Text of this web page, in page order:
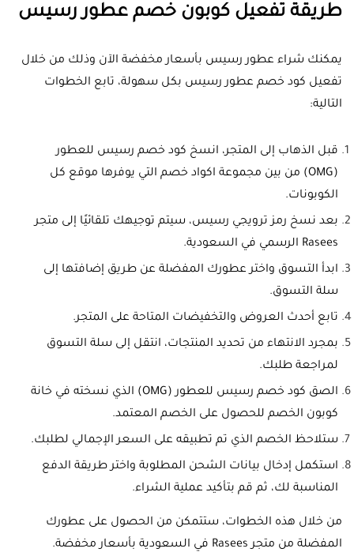
طريقة تفعيل كوبون خصم عطور رسيس
يمكنك شراء عطور رسيس بأسعار مخفضة الآن وذلك من خلال
تفعيل كود خصم عطور رسيس بكل سهولة، تابع الخطوات
التالية:
قبل الذهاب إلى المتجر، انسخ كود خصم رسيس للعطور
(OMG) من بين مجموعة اكواد خصم التي يوفرها موقع كل
الكوبونات.
بعد نسخ رمز ترويجي رسيس، سيتم توجيهك تلقائيًا إلى متجر
Rasees الرسمي في السعودية.
ابدأ التسوق واختر عطورك المفضلة عن طريق إضافتها إلى
سلة التسوق.
تابع أحدث العروض والتخفيضات المتاحة على المتجر.
بمجرد الانتهاء من تحديد المنتجات، انتقل إلى سلة التسوق
لمراجعة طلبك.
الصق كود خصم رسيس للعطور (OMG) الذي نسخته في خانة
كوبون الخصم للحصول على الخصم المعتمد.
ستلاحظ الخصم الذي تم تطبيقه على السعر الإجمالي لطلبك.
استكمل إدخال بيانات الشحن المطلوبة واختر طريقة الدفع
المناسبة لك، ثم قم بتأكيد عملية الشراء.
من خلال هذه الخطوات، ستتمكن من الحصول على عطورك
المفضلة من متجر Rasees في السعودية بأسعار مخفضة.